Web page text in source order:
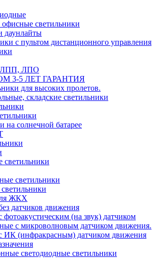
светильники
даунлайты
с пультом дистанционного управления
ЛПП, ЛПО
3-5 ЛЕТ ГАРАНТИЯ
для высоких пролетов.
складские светильники
на солнечной батарее
светильники
светильники
ЖКХ
датчиков движения
(на звук) датчиком
с микроволновым датчиком движения.
(инфракрасным) датчиком движения
светодиодные светильники